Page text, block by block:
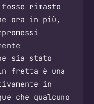
rimasto
ora in più,
sia stato
fretta è una
in
che qualcuno